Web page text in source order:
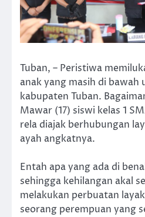
Tuban, – Peristiwa
anak yang masih di bawah
kabupaten Tuban.
Mawar (17) siswi kelas 1
rela diajak berhubungan
ayah angkatnya.
Entah apa yang ada di
sehingga kehilangan akal
melakukan perbuatan
seorang perempuan yang